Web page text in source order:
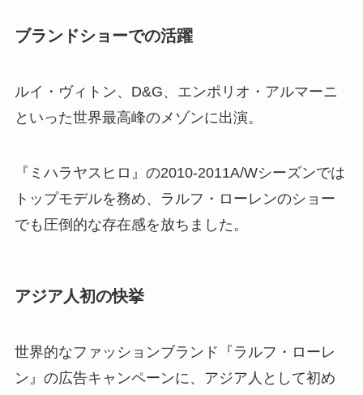
ブランドショーでの活躍
ルイ・ヴィトン、D&G、エンポリオ・アルマーニ
といった世界最高峰のメゾンに出演。
『ミハラヤスヒロ』の2010-2011A/Wシーズンでは
トップモデルを務め、ラルフ・ローレンのショー
でも圧倒的な存在感を放ちました。
アジア人初の快挙
世界的なファッションブランド『ラルフ・ローレ
ン』の広告キャンペーンに、アジア人として初め